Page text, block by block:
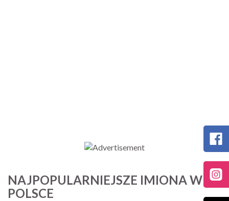
NAJPOPULARNIEJSZE IMIONA W
POLSCE